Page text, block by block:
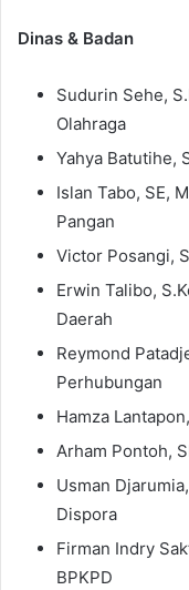
Dinas & Badan
Sudurin Sehe,
Olahraga
Yahya Batutihe,
Islan Tabo, SE,
Pangan
Victor Posangi,
Erwin Talibo,
Daerah
Reymond
Perhubungan
Hamza
Arham Pontoh,
Usman
Dispora
Firman Indry
BPKPD